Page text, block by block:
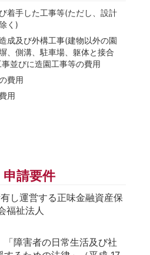
着手した工事等(ただし、設計
く)
成及び外構工事(建物以外の園
、側溝、駐車場、躯体と接合
並びに造園工事等の費用
費用
用
請要件
し運営する正味金融資産保
福祉法人
障害者の日常生活及び社